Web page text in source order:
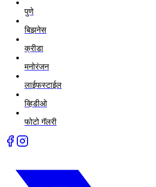
पुणे
बिझनेस
क्रीडा
मनोरंजन
लाईफस्टाईल
व्हिडीओ
फोटो गॅलरी